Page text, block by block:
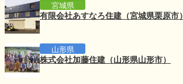
宮城県
有限会社あすなろ住建（宮城県栗原市）
山形県
株式会社加藤住建（山形県山形市）